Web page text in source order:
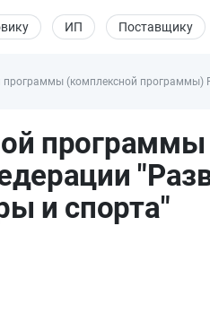
ИП Поставщику
программы (комплексной
и спорта"